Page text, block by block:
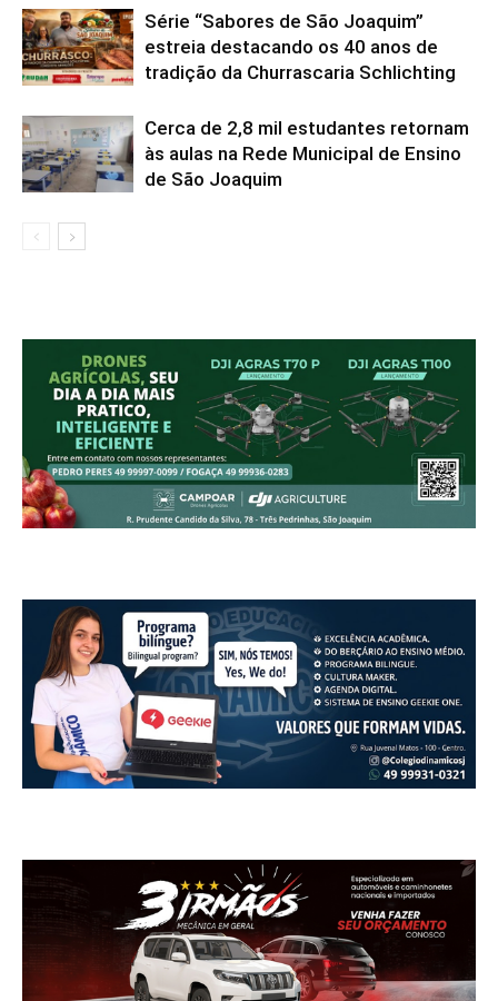
Série “Sabores de São Joaquim”
estreia destacando os 40 anos de
tradição da Churrascaria Schlichting
Cerca de 2,8 mil estudantes retornam
às aulas na Rede Municipal de Ensino
de São Joaquim